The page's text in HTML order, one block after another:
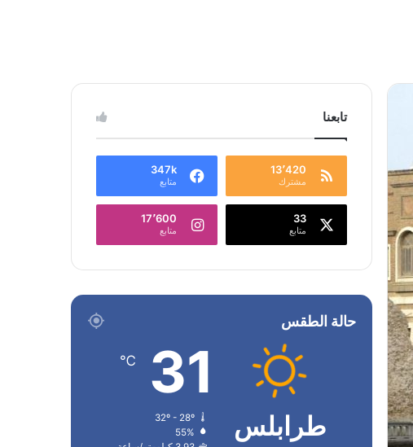
تابعنا
13٬420
مشترك
347k
متابع
33
متابع
17٬600
متابع
حالة الطقس
طرابلس
31
℃
32º - 28º
55%